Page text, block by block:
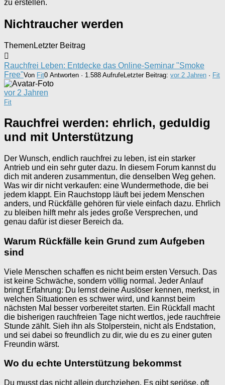
zu erstellen.
Nichtraucher werden
Themen Letzter Beitrag
Rauchfrei Leben: Entdecke das Online-Seminar "Smoke
Free"Von Fit0 Antworten · 1.588 AufrufeLetzter Beitrag: vor 2 Jahren · Fit
vor 2 Jahren
Fit
Rauchfrei werden: ehrlich, geduldig
und mit Unterstützung
Der Wunsch, endlich rauchfrei zu leben, ist ein starker
Antrieb und ein sehr guter dazu. In diesem Forum kannst du
dich mit anderen zusammentun, die denselben Weg gehen.
Was wir dir nicht verkaufen: eine Wundermethode, die bei
jedem klappt. Ein Rauchstopp läuft bei jedem Menschen
anders, und Rückfälle gehören für viele einfach dazu. Ehrlich
zu bleiben hilft mehr als jedes große Versprechen, und
genau dafür ist dieser Bereich da.
Warum Rückfälle kein Grund zum Aufgeben
sind
Viele Menschen schaffen es nicht beim ersten Versuch. Das
ist keine Schwäche, sondern völlig normal. Jeder Anlauf
bringt Erfahrung: Du lernst deine Auslöser kennen, merkst, in
welchen Situationen es schwer wird, und kannst beim
nächsten Mal besser vorbereitet starten. Ein Rückfall macht
die bisherigen rauchfreien Tage nicht wertlos, jede rauchfreie
Stunde zählt. Sieh ihn als Stolperstein, nicht als Endstation,
und sei dabei so freundlich zu dir, wie du es zu einer guten
Freundin wärst.
Wo du echte Unterstützung bekommst
Du musst das nicht allein durchziehen. Es gibt seriöse, oft